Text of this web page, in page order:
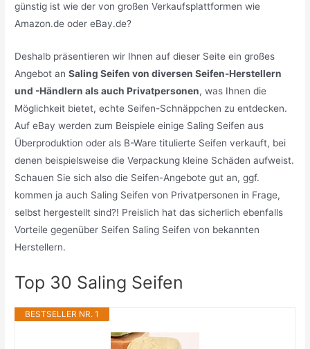
günstig ist wie der von großen Verkaufsplattformen wie
Amazon.de oder eBay.de?
Deshalb präsentieren wir Ihnen auf dieser Seite ein großes
Angebot anSaling Seifen von diversen Seifen-Herstellern
und -Händlern als auch Privatpersonen, was Ihnen die
Möglichkeit bietet, echte Seifen-Schnäppchen zu entdecken.
Auf eBay werden zum Beispiele einige Saling Seifen aus
Überproduktion oder als B-Ware titulierte Seifen verkauft, bei
denen beispielsweise die Verpackung kleine Schäden aufweist.
Schauen Sie sich also die Seifen-Angebote gut an, ggf.
kommen ja auch Saling Seifen von Privatpersonen in Frage,
selbst hergestellt sind?! Preislich hat das sicherlich ebenfalls
Vorteile gegenüber Seifen Saling Seifen von bekannten
Herstellern.
Top 30 Saling Seifen
BESTSELLER NR. 1